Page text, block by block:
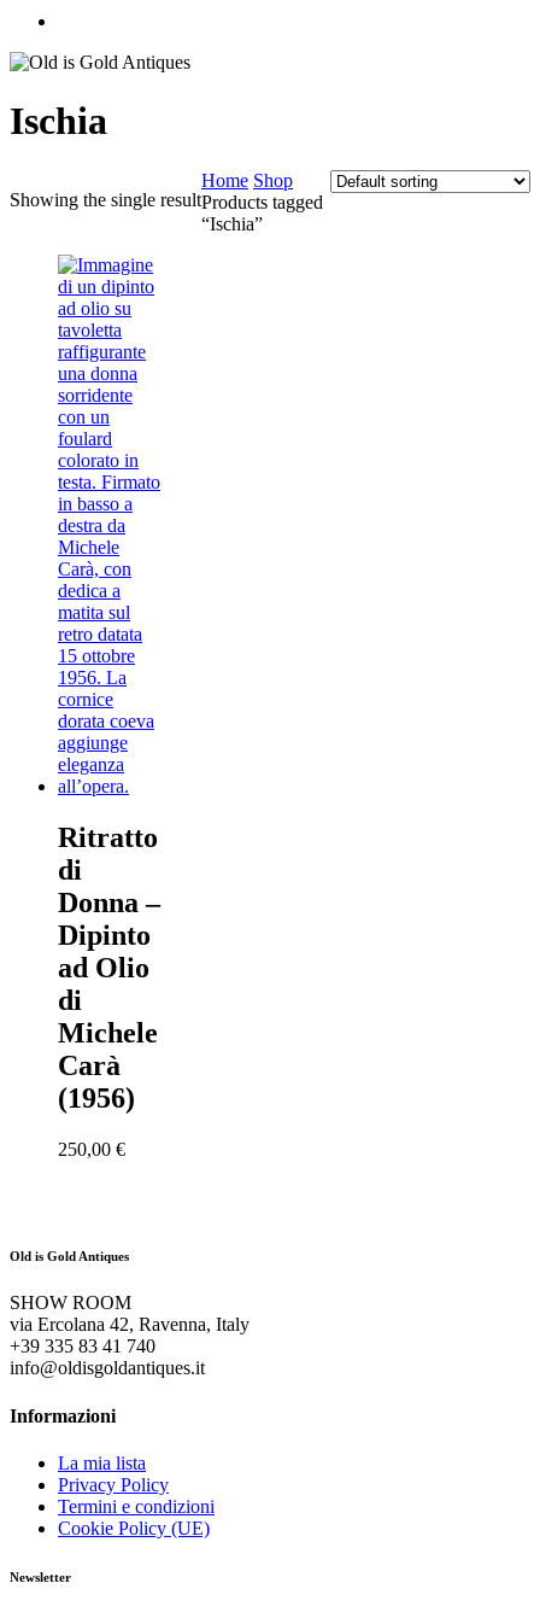
Ischia
Showing the single result
Home Shop
Products tagged
“Ischia”
Ritratto
di
Donna –
Dipinto
ad Olio
di
Michele
Carà
(1956)
250,00 €
Old is Gold Antiques
SHOW ROOM
via Ercolana 42, Ravenna, Italy
+39 335 83 41 740
info@oldisgoldantiques.it
Informazioni
La mia lista
Privacy Policy
Termini e condizioni
Cookie Policy (UE)
Newsletter